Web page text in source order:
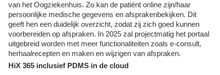
van het Oogziekenhuis. Zo kan de patiënt online zijn/haar
persoonlijke medische gegevens en afsprakenbekijken. Dit
geeft hen een duidelijk overzicht, zodat zij zich goed kunnen
voorbereiden op afspraken. In 2025 zal projectmatig het portaal
uitgebreid worden met meer functionaliteiten zoals e-consult,
herhaalrecepten en maken en wijzigen van afspraken.
HiX 365 inclusief PDMS in de cloud